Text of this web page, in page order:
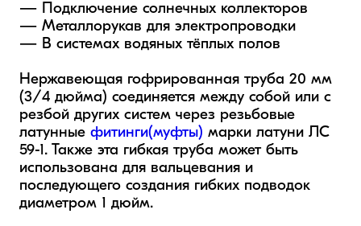
— Подключение солнечных коллекторов
— Металлорукав для электропроводки
— В системах водяных тёплых полов
Нержавеющая гофрированная труба 20 мм
(3/4 дюйма) соединяется между собой или с
резбой других систем через резьбовые
латунные фитинги(муфты) марки латуни ЛС
59-1. Также эта гибкая труба может быть
использована для вальцевания и
последующего создания гибких подводок
диаметром 1 дюйм.